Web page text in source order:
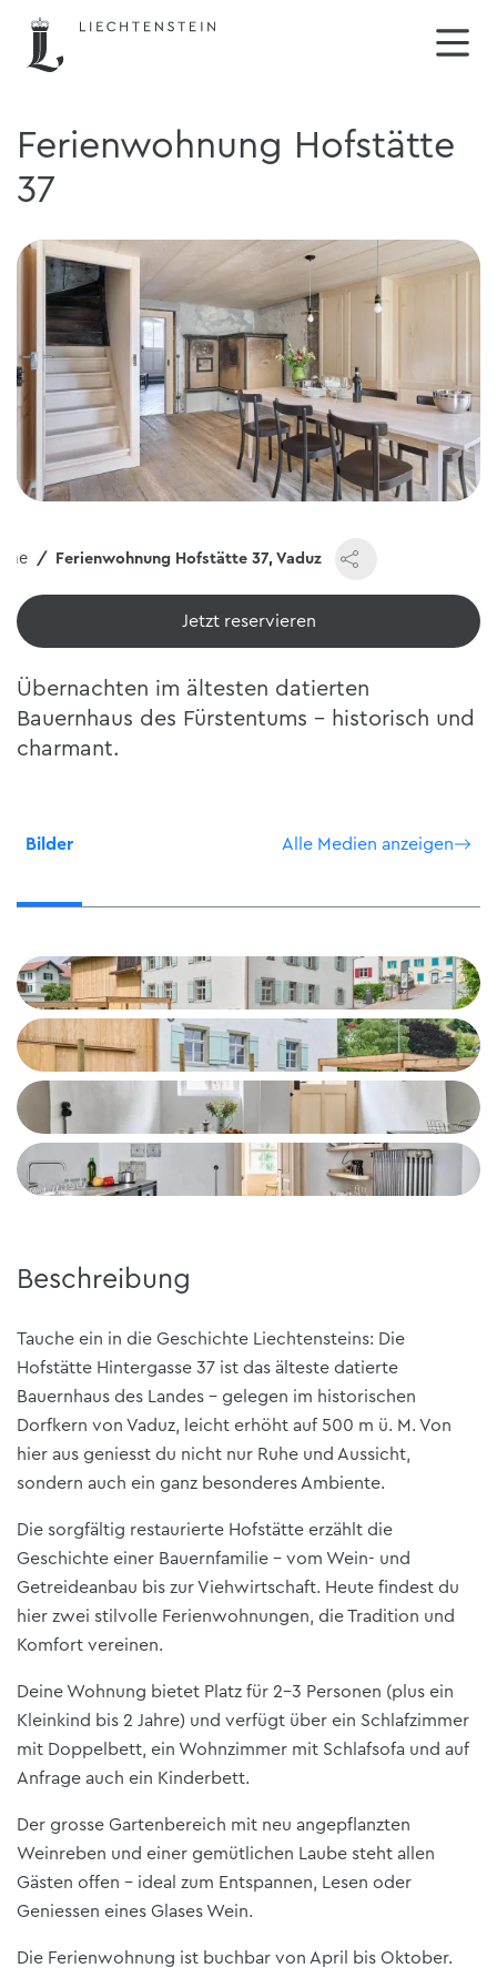
Ferienwohnung Hofstätte
37
Ferienwohnung Hofstätte 37, Vaduz
Jetzt reservieren
Übernachten im ältesten datierten
Bauernhaus des Fürstentums – historisch und
charmant.
Bilder Alle Medien anzeigen
Beschreibung
Tauche ein in die Geschichte Liechtensteins: Die
Hofstätte Hintergasse 37 ist das älteste datierte
Bauernhaus des Landes – gelegen im historischen
Dorfkern von Vaduz, leicht erhöht auf 500 m ü. M. Von
hier aus geniesst du nicht nur Ruhe und Aussicht,
sondern auch ein ganz besonderes Ambiente.
Die sorgfältig restaurierte Hofstätte erzählt die
Geschichte einer Bauernfamilie – vom Wein- und
Getreideanbau bis zur Viehwirtschaft. Heute findest du
hier zwei stilvolle Ferienwohnungen, die Tradition und
Komfort vereinen.
Deine Wohnung bietet Platz für 2–3 Personen (plus ein
Kleinkind bis 2 Jahre) und verfügt über ein Schlafzimmer
mit Doppelbett, ein Wohnzimmer mit Schlafsofa und auf
Anfrage auch ein Kinderbett.
Der grosse Gartenbereich mit neu angepflanzten
Weinreben und einer gemütlichen Laube steht allen
Gästen offen – ideal zum Entspannen, Lesen oder
Geniessen eines Glases Wein.
Die Ferienwohnung ist buchbar von April bis Oktober.